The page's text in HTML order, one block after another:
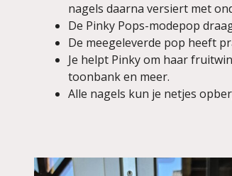
nagels daarna versiert met
De Pinky Pops-modepop
De meegeleverde pop heeft
Je helpt Pinky om haar
toonbank en meer.
Alle nagels kun je netjes